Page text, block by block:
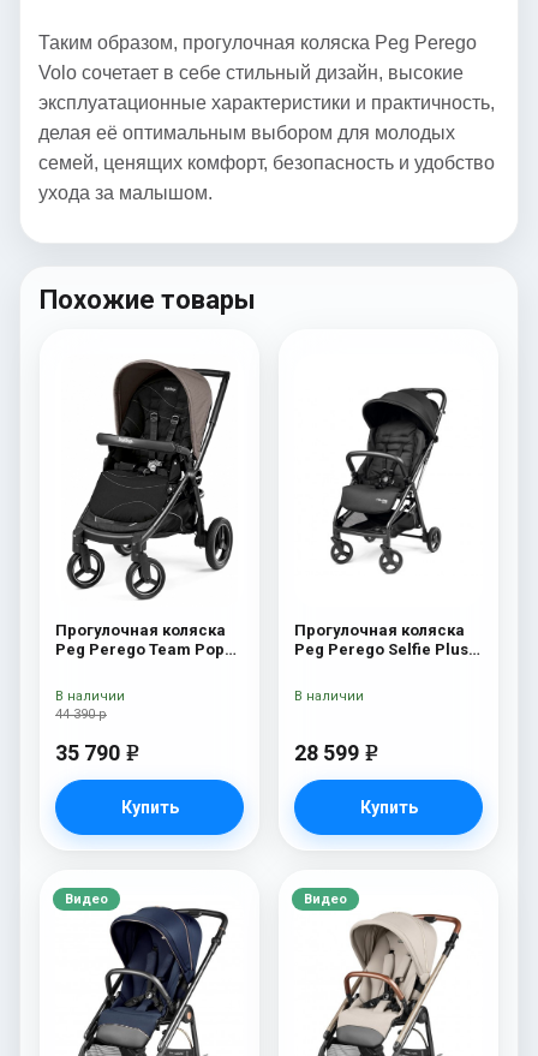
Таким образом, прогулочная коляска Peg Perego
Volo сочетает в себе стильный дизайн, высокие
эксплуатационные характеристики и практичность,
делая её оптимальным выбором для молодых
семей, ценящих комфорт, безопасность и удобство
ухода за малышом.
Похожие товары
Прогулочная коляска
Peg Perego Team Pop
44 390 р
35 790 e
Купить
В наличии
Прогулочная коляска
Peg Perego Selfie Plus
28 599 e
Купить
В наличии
Видео Видео